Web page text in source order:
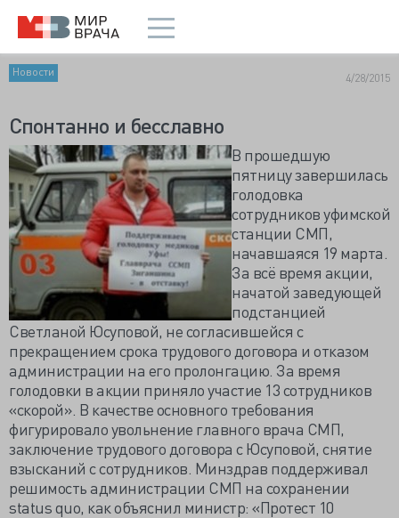
Новости 4/28/2015
Спонтанно и бесславно
В прошедшую
пятницу завершилась
голодовка
сотрудников уфимской
станции СМП,
начавшаяся 19 марта.
За всё время акции,
начатой заведующей
подстанцией
Светланой Юсуповой, не согласившейся с
прекращением срока трудового договора и отказом
администрации на его пролонгацию. За время
голодовки в акции приняло участие 13 сотрудников
«скорой». В качестве основного требования
фигурировало увольнение главного врача СМП,
заключение трудового договора с Юсуповой, снятие
взысканий с сотрудников. Минздрав поддерживал
решимость администрации СМП на сохранении
status quo, как объяснил министр: «Протест 10